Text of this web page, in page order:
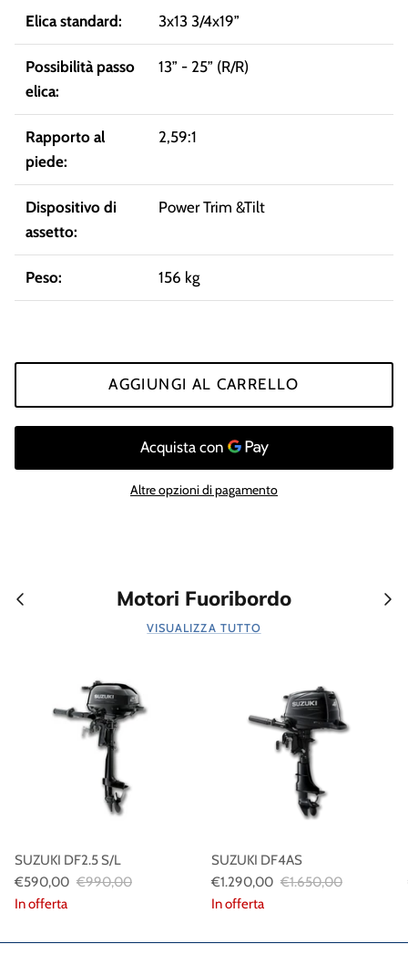
Elica standard: 3x13 3/4x19”
Possibilità passo
elica:
13” - 25” (R/R)
Rapporto al
piede:
2,59:1
Dispositivo di
assetto:
Power Trim &Tilt
Peso: 156 kg
AGGIUNGI AL CARRELLO
Altre opzioni di pagamento
Motori Fuoribordo
VISUALIZZA TUTTO
SUZUKI DF2.5 S/L
€590,00 €990,00
In offerta
SUZUKI DF4AS
€1.290,00 €1.650,00
In offerta